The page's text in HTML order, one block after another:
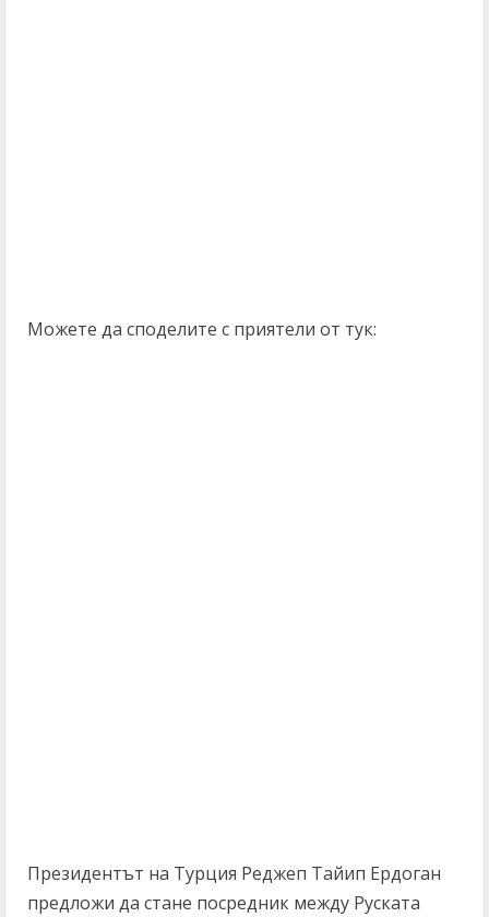
Можете да споделите с приятели от тук:
Президентът на Турция Реджеп Тайип Ердоган
предложи да стане посредник между Руската